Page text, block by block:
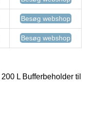
Besøg webshop
Besøg webshop
L Bufferbeholder til